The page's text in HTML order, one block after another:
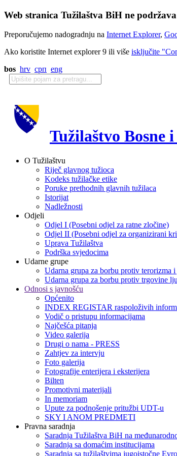
Web stranica Tužilaštva BiH ne
Preporučujemo nadogradnju na Internet Explorer,
Ako koristite Internet explorer 9 ili više isključite
bos hrv срп eng
Tužilaštvo Bosne
O Tužilaštvu
Riječ glavnog tužioca
Kodeks tužilačke etike
Poruke prethodnih glavnih tužilaca
Istorijat
Nadležnosti
Odjeli
Odjel I (Posebni odjel za ratne zločine)
Odjel II (Posebni odjel za organizirani
Uprava Tužilaštva
Podrška svjedocima
Udarne grupe
Udarna grupa za borbu protiv terorizma
Udarna grupa za borbu protiv trgovine
Odnosi s javnošću
Općenito
INDEX REGISTAR raspoloživih
Vodič o pristupu informacijama
Najčešća pitanja
Video galerija
Drugi o nama - PRESS
Zahtjev za intervju
Foto galerija
Fotografije enterijera i eksterijera
Bilten
Promotivni materijali
In memoriam
Upute za podnošenje pritužbi UDT-u
SKY I ANOM PREDMETI
Pravna saradnja
Saradnja Tužilaštva BiH na
Saradnja sa domaćim institucijama
Saradnja sa tužilaštvima jugoistočne